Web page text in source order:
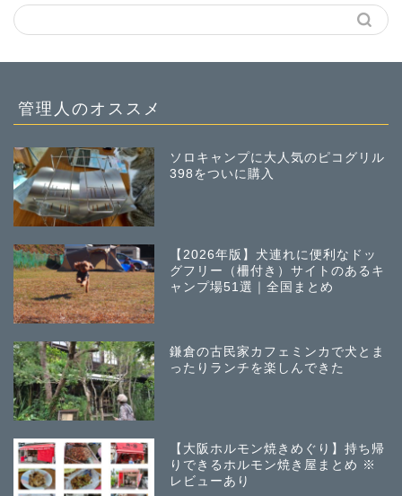
管理人のオススメ
ソロキャンプに大人気のピコグリル
398をついに購入
【2026年版】犬連れに便利なドッ
グフリー（柵付き）サイトのあるキ
ャンプ場51選｜全国まとめ
鎌倉の古民家カフェミンカで犬とま
ったりランチを楽しんできた
【大阪ホルモン焼きめぐり】持ち帰
りできるホルモン焼き屋まとめ ※
レビューあり